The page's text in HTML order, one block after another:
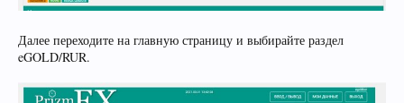
Далее переходите на главную страницу и выбирайте раздел
eGOLD/RUR.